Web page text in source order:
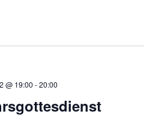
@ 19:00-20:00